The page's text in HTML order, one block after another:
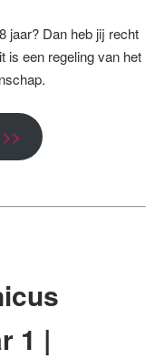
jaar? Dan heb jij recht
is een regeling van het
1 |